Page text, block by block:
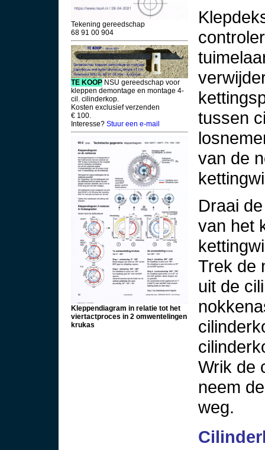
Tekening gereedschap
68 91 00 904
TE KOOP NSU gereedschap voor
kleppen demontage en montage 4-
cil. cilinderkop.
Kosten exclusief verzenden
€ 100.
Interesse? Stuur een e-mail
Kleppendiagram in relatie tot het
viertactproces in 2 omwentelingen
krukas
tussen
van de
Draai
van het
Trek de
uit de
Wrik de
neem
weg.